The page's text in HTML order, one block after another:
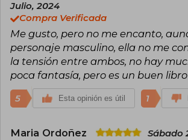
Julio, 2024
Compra Verificada
Me gusto, pero no me encanto,
personaje masculino, ella no me
la tensión entre ambos, no hay
poca fantasía, pero es un buen
5 Esta opinión es útil 1
Maria Ordoñez
Sábado